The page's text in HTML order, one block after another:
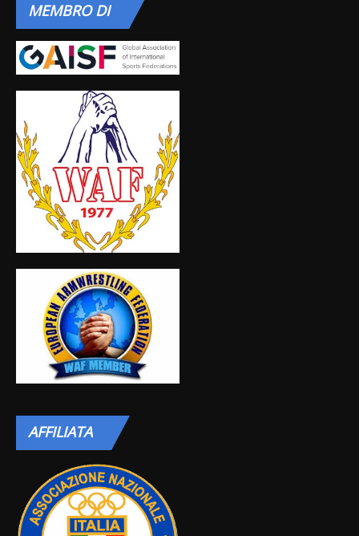
MEMBRODI
AFFILIATA